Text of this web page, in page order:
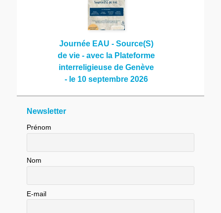
Journée EAU - Source(S)
de vie - avec la Plateforme
interreligieuse de Genève
- le 10 septembre 2026
Newsletter
Prénom
Nom
E-mail